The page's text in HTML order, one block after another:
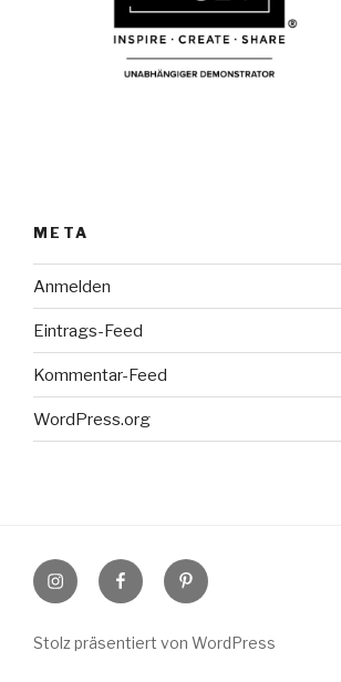
META
Anmelden
Eintrags-Feed
Kommentar-Feed
WordPress.org
InstagramFacebookPinterest
Stolz präsentiert von WordPress